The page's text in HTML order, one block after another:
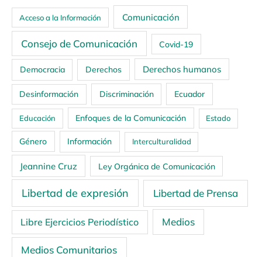
Acceso a la Información Comunicación
Consejo de Comunicación Covid-19
Democracia Derechos Derechos humanos
Desinformación Discriminación Ecuador
Educación Enfoques de la Comunicación Estado
Género Información Interculturalidad
Jeannine Cruz Ley Orgánica de Comunicación
Libertad de expresión Libertad de Prensa
Libre Ejercicios Periodístico Medios
Medios Comunitarios